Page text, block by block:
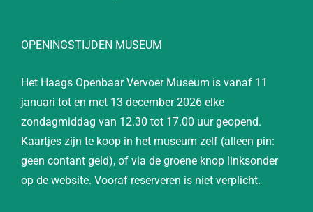
OPENINGSTIJDEN MUSEUM
Het Haags Openbaar Vervoer Museum is vanaf 11
januari tot en met 13 december 2026 elke
zondagmiddag van 12.30 tot 17.00 uur geopend.
Kaartjes zijn te koop in het museum zelf (alleen pin:
geen contant geld), of via de groene knop linksonder
op de website. Vooraf reserveren is niet verplicht.